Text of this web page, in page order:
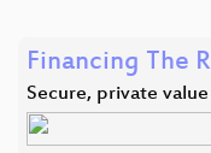
Financing The
Secure, private